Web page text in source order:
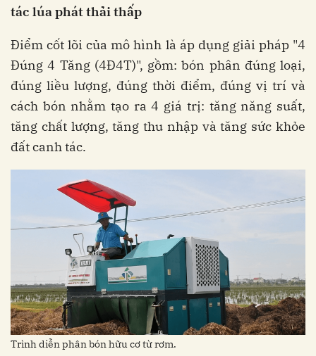
tác lúaphátthảithấp
Điểm cốt lõi của mô hình là áp dụng giải pháp "4
Đúng 4 Tăng (4Đ4T)", gồm: bón phân đúng loại,
đúng liều lượng, đúng thời điểm, đúng vị trí và
cách bón nhằm tạo ra 4 giá trị: tăng năng suất,
tăng chất lượng, tăng thu nhập và tăng sức khỏe
đất canh tác.
Trình diễn phân bón hữu cơ từ rơm.